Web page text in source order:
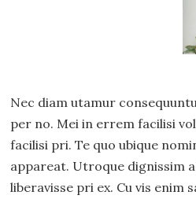
Nec diam utamur
per no. Mei in errem facilisi
facilisi pri. Te quo ubique
appareat. Utroque dignissim
liberavisse pri ex. Cu vis enim